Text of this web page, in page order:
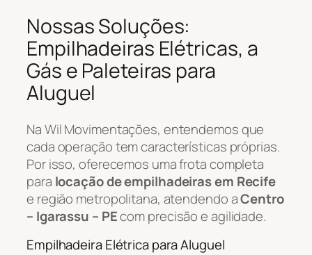
Nossas Soluções:
Empilhadeiras Elétricas, a
Gás e Paleteiras para
Aluguel
Na Wil Movimentações, entendemos que
cada operação tem características próprias.
Por isso, oferecemos uma frota completa
para locação de empilhadeiras em Recife
e região metropolitana, atendendo aCentro
– Igarassu – PEcom precisão e agilidade.
Empilhadeira Elétrica para Aluguel